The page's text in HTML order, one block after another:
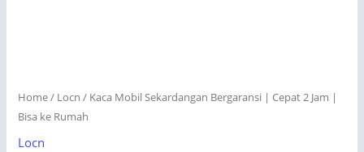
Home/ Locn / Kaca Mobil Sekardangan Bergaransi | Cepat 2 Jam |
Bisa ke Rumah
Locn